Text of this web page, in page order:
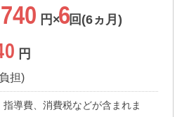
円×6回(6ヵ月)
円
担)
導費、消費税などが含まれま